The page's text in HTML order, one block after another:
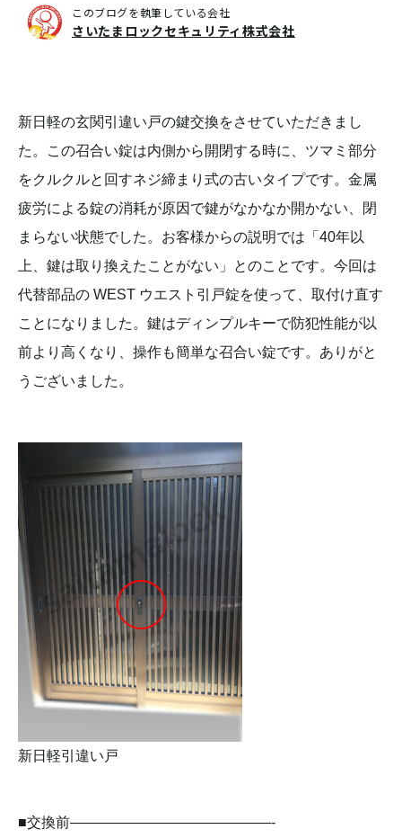
このブログを執筆している会社
さいたまロックセキュリティ株式会社
新日軽の玄関引違い戸の鍵交換をさせていただきまし
た。この召合い錠は内側から開閉する時に、ツマミ部分
をクルクルと回すネジ締まり式の古いタイプです。金属
疲労による錠の消耗が原因で鍵がなかなか開かない、閉
まらない状態でした。お客様からの説明では「40年以
上、鍵は取り換えたことがない」とのことです。今回は
代替部品の WEST ウエスト引戸錠を使って、取付け直す
ことになりました。鍵はディンプルキーで防犯性能が以
前より高くなり、操作も簡単な召合い錠です。ありがと
うございました。
新日軽引違い戸
■交換前——————————————-